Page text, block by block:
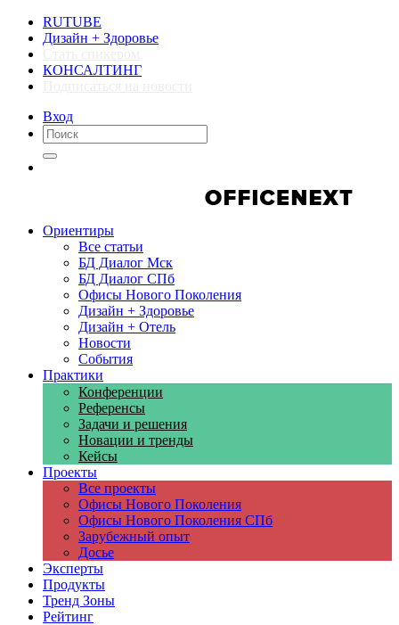
RUTUBE
Дизайн + Здоровье
КОНСАЛТИНГ
Вход
Ориентиры
Все статьи
БД Диалог Мск
БД Диалог СПб
Офисы Нового Поколения
Дизайн + Здоровье
Дизайн + Отель
Новости
События
Практики
Конференции
Референсы
Задачи и решения
Новации и тренды
Кейсы
Проекты
Все проекты
Офисы Нового Поколения
Офисы Нового Поколения СПб
Зарубежный опыт
Досье
Эксперты
Продукты
Тренд Зоны
Рейтинг